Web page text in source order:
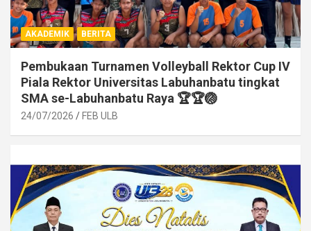
AKADEMIK BERITA
Pembukaan Turnamen Volleyball Rektor Cup IV
Piala Rektor Universitas Labuhanbatu tingkat
SMA se-Labuhanbatu Raya 🏆🏆🏐
24/07/2026 FEB ULB